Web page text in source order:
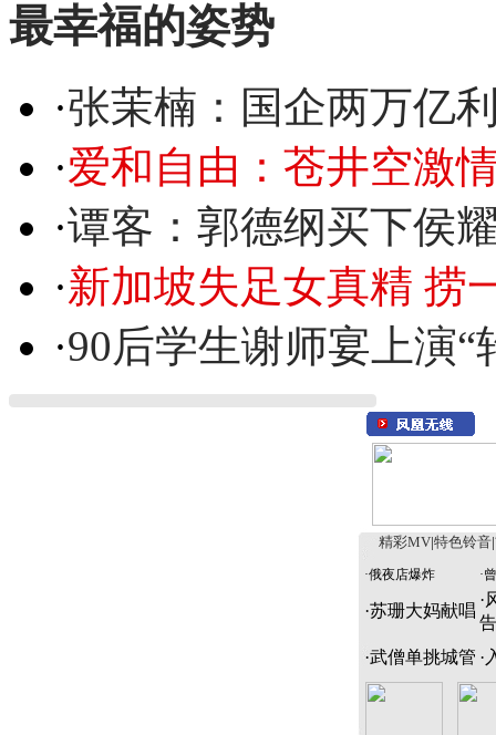
最幸福的姿势
·张茉楠：国企两万亿
·爱和自由：苍井空激
·谭客：郭德纲买下侯
·新加坡失足女真精 捞
·90后学生谢师宴上演“
精彩MV 特色铃音
·俄夜店爆炸 ·
·苏珊大妈献唱
·
告
·武僧单挑城管 ·